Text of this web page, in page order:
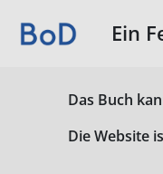
Ein
Das Buch
Die Website